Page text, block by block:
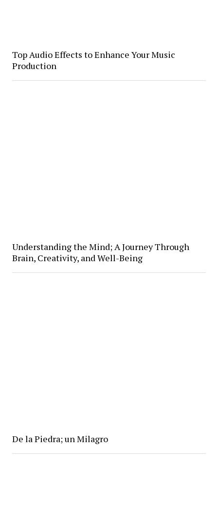
Top Audio Effects to Enhance Your Music
Production
Understanding the Mind; A Journey Through
Brain, Creativity, and Well-Being
De la Piedra; un Milagro